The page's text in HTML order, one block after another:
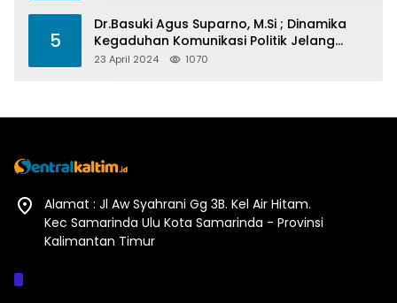
5
Dr.Basuki Agus Suparno, M.Si ; Dinamika
Kegaduhan Komunikasi Politik Jelang
Pesta Politik 2024
23 April 2024 1070
Alamat : Jl Aw Syahrani Gg 3B. Kel Air Hitam.
Kec Samarinda Ulu Kota Samarinda - Provinsi
Kalimantan Timur